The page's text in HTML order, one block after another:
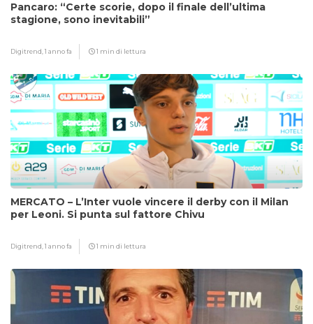
Pancaro: “Certe scorie, dopo il finale dell’ultima
stagione, sono inevitabili”
Digitrend,1 anno fa 1 min di lettura
MERCATO – L’Inter vuole vincere il derby con il Milan
per Leoni. Si punta sul fattore Chivu
Digitrend,1 anno fa 1 min di lettura